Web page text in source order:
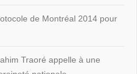
de Montréal 2014 pour
Traoré appelle à une